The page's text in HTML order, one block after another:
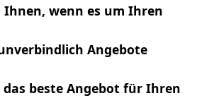
Ihnen, wenn es um Ihren
Angebote
das beste Angebot für Ihren